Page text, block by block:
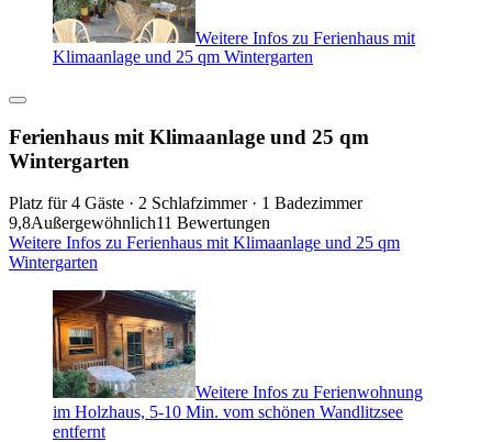
Weitere Infos zu Ferienhaus mit
Klimaanlage und 25 qm Wintergarten
Ferienhaus mit Klimaanlage und 25 qm
Wintergarten
Platz für 4 Gäste · 2 Schlafzimmer · 1 Badezimmer
9,8Außergewöhnlich11 Bewertungen
Weitere Infos zu Ferienhaus mit Klimaanlage und 25 qm
Wintergarten
Weitere Infos zu Ferienwohnung
im Holzhaus, 5-10 Min. vom schönen Wandlitzsee
entfernt